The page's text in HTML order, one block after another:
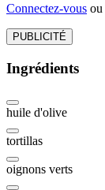
Connectez-vous ou
PUBLICITÉ
Ingrédients
huile d'olive
tortillas
oignons verts